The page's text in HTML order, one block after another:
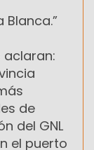
aclaran:
de
del GNL
el puerto